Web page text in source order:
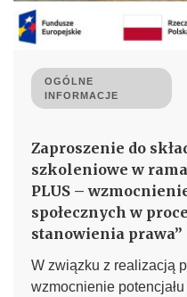
OGÓLNE
INFORMACJE
Zaproszenie do
szkoleniowe w
PLUS –
społecznych w
stanowienia prawa”
W związku z realizacją
wzmocnienie